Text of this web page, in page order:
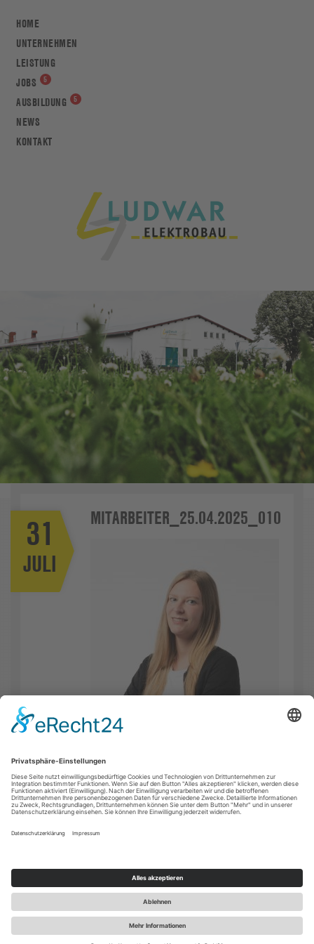
HOME
UNTERNEHMEN
LEISTUNG
JOBS
AUSBILDUNG
NEWS
KONTAKT
MITARBEITER_25.04.2025_010
31
JULI
FACEBOOK INSTAGRAM
YOUTUBE
DATENSCHUTZ COOKIE-EINSTELLUNGEN